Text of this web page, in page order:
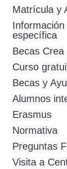
Matrícula y
específica
Becas
Curso
Becas y
Alumnos
Erasmus
Normativa
Preguntas
Visita a